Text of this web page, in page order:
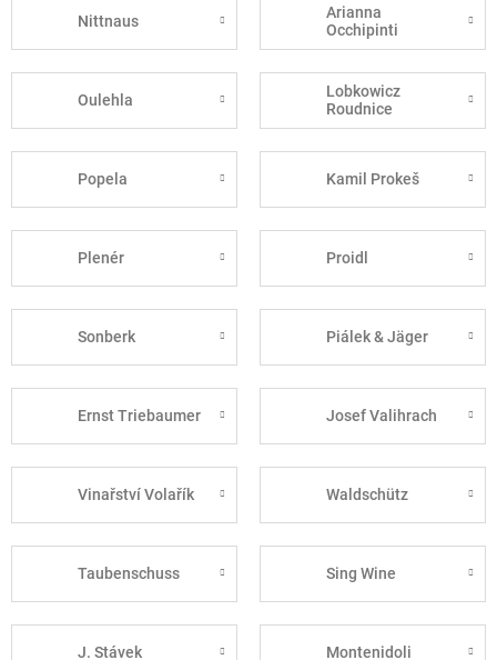
Nittnaus
Arianna
Occhipinti
Oulehla
Lobkowicz
Roudnice
Popela Kamil Prokeš
Plenér Proidl
Sonberk Piálek & Jäger
Ernst Triebaumer Josef Valihrach
Vinařství Volařík Waldschütz
Taubenschuss Sing Wine
J. Stávek Montenidoli